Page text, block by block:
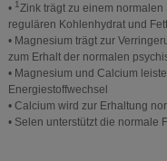
• 1 Zink trägt zu einem
regulären Kohlenhydrat und
• Magnesium trägt zur
zum Erhalt der normalen
• Magnesium und Calcium
Energiestoffwechsel
• Calcium wird zur Erhaltung
• Selen unterstützt die normale